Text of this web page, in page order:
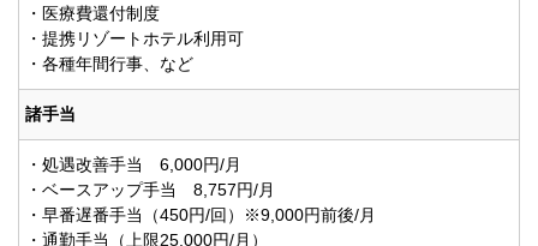
・医療費還付制度
・提携リゾートホテル利用可
・各種年間行事、など
諸手当
・処遇改善手当 6,000円/月
・ベースアップ手当 8,757円/月
・早番遅番手当（450円/回）※9,000円前後/月
・通勤手当（上限25,000円/月）